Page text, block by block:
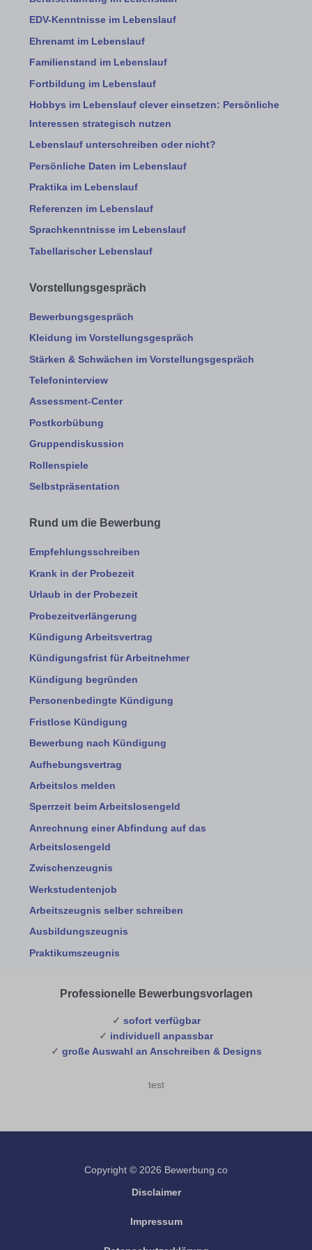
EDV-Kenntnisse im Lebenslauf
Ehrenamt im Lebenslauf
Familienstand im Lebenslauf
Fortbildung im Lebenslauf
Hobbys im Lebenslauf clever einsetzen: Persönliche
Interessen strategisch nutzen
Lebenslauf unterschreiben oder nicht?
Persönliche Daten im Lebenslauf
Praktika im Lebenslauf
Referenzen im Lebenslauf
Sprachkenntnisse im Lebenslauf
Tabellarischer Lebenslauf
Vorstellungsgespräch
Bewerbungsgespräch
Kleidung im Vorstellungsgespräch
Stärken & Schwächen im Vorstellungsgespräch
Telefoninterview
Assessment-Center
Postkorbübung
Gruppendiskussion
Rollenspiele
Selbstpräsentation
Rund um die Bewerbung
Empfehlungsschreiben
Krank in der Probezeit
Urlaub in der Probezeit
Probezeitverlängerung
Kündigung Arbeitsvertrag
Kündigungsfrist für Arbeitnehmer
Kündigung begründen
Personenbedingte Kündigung
Fristlose Kündigung
Bewerbung nach Kündigung
Aufhebungsvertrag
Arbeitslos melden
Sperrzeit beim Arbeitslosengeld
Anrechnung einer Abfindung auf das
Arbeitslosengeld
Zwischenzeugnis
Werkstudentenjob
Arbeitszeugnis selber schreiben
Ausbildungszeugnis
Praktikumszeugnis
Professionelle Bewerbungsvorlagen
✓ sofort verfügbar
✓ individuell anpassbar
✓ große Auswahl an Anschreiben & Designs
test
Copyright © 2026 Bewerbung.co
Disclaimer
Impressum